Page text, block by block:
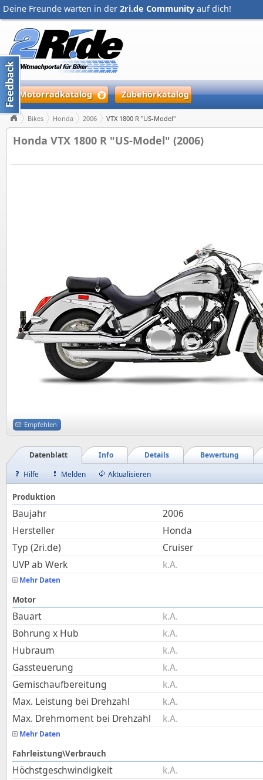
Deine Freunde warten in der 2ri.de Community auf dich!
Motorradkatalog Zubehörkatalog
Bikes Honda 2006 VTX 1800 R "US-Model"
Honda VTX 1800 R "US-Model" (2006)
Empfehlen
Bewertung
Details
Info
Datenblatt
Hilfe
Melden Aktualisieren
Produktion
Baujahr
2006
Hersteller
Honda
Typ (2ri.de)
Cruiser
UVP ab Werk
k.A.
Mehr Daten
Motor
Bauart
k.A.
Bohrung x Hub
k.A.
Hubraum
k.A.
Gassteuerung
k.A.
Gemischaufbereitung
k.A.
Max. Leistung bei Drehzahl
k.A.
Max. Drehmoment bei Drehzahl
k.A.
Mehr Daten
Fahrleistung\Verbrauch
Höchstgeschwindigkeit
k.A.